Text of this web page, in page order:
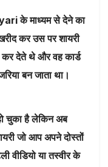
के माध्यम से देने का
कर उस पर शायरी
कर देते थे और वह कार्ड
बन जाता था।
चुका है लेकिन अब
जो आप अपने दोस्तों
वीडियो या तस्वीर के